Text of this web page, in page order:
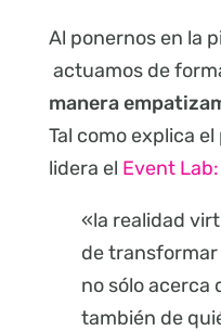
Al ponernos en la
actuamos de
manera
Tal como explica
lidera el Event Lab:
«la realidad
de
no sólo acerca
también de